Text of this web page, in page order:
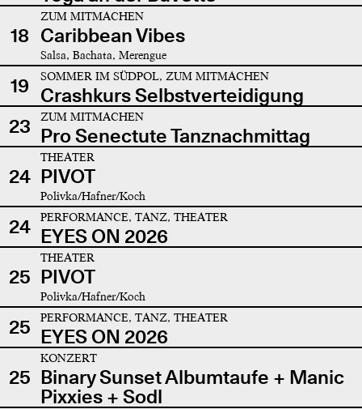
18
ZUM MITMACHEN
Caribbean Vibes
Salsa, Bachata, Merengue
19 SOMMER IM SÜDPOL, ZUM MITMACHEN
Crashkurs Selbstverteidigung
23
ZUM MITMACHEN
Pro Senectute Tanznachmittag
24
THEATER
PIVOT
Polivka/Hafner/Koch
24 PERFORMANCE, TANZ, THEATER
EYES ON 2026
25
THEATER
PIVOT
Polivka/Hafner/Koch
25 PERFORMANCE, TANZ, THEATER
EYES ON 2026
25
KONZERT
Binary Sunset Albumtaufe + Manic
Pixxies + Sodl